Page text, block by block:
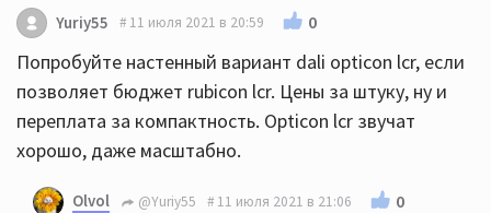
Yuriy55 11 июля 2021 в 20:59 0
Попробуйте настенный вариант dali opticon lcr, если
позволяет бюджет rubicon lcr. Цены за штуку, ну и
переплата за компактность. Opticon lcr звучат
хорошо, даже масштабно.
Olvol @Yuriy55 11 июля 2021 в 21:06 0